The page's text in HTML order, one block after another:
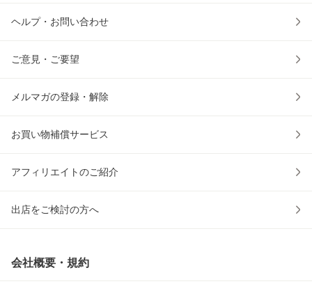
ヘルプ・お問い合わせ
ご意見・ご要望
メルマガの登録・解除
お買い物補償サービス
アフィリエイトのご紹介
出店をご検討の方へ
会社概要・規約